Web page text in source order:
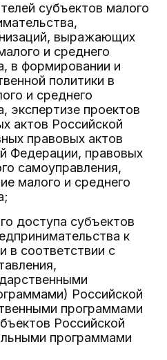
субъектов малого
выражающих
и среднего
в формировании и
политики в
и среднего
экспертизе проектов
актов Российской
правовых актов
Федерации, правовых
самоуправления,
малого и среднего
доступа субъектов
к
в соответствии с
Российской
программами
Российской
программами